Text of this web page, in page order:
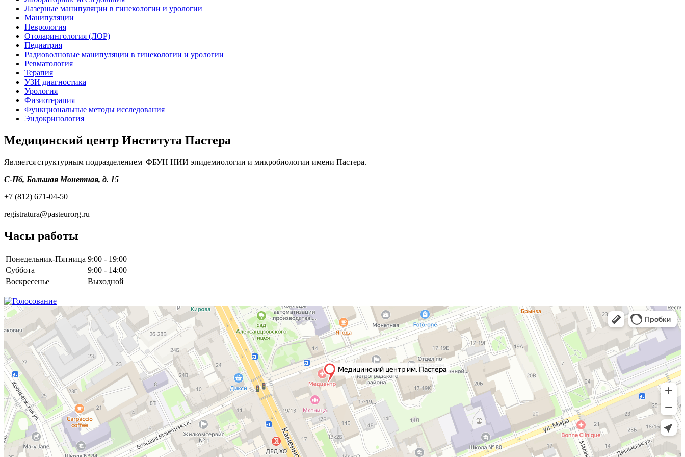
Лазерные манипуляции в гинекологии и урологии
Манипуляции
Неврология
Отоларингология (ЛОР)
Педиатрия
Радиоволновые манипуляции в гинекологии и урологии
Ревматология
Терапия
УЗИ диагностика
Урология
Физиотерапия
Функциональные методы исследования
Эндокринология
Медицинский центр Института Пастера
Является структурным подразделением ФБУН НИИ эпидемиологии и микробиологии имени Пастера.
С-Пб, Большая Монетная, д. 15
+7 (812) 671-04-50
registratura@pasteurorg.ru
Часы работы
Понедельник-Пятница 9:00 - 19:00
Суббота
9:00 - 14:00
Воскресенье
Выходной